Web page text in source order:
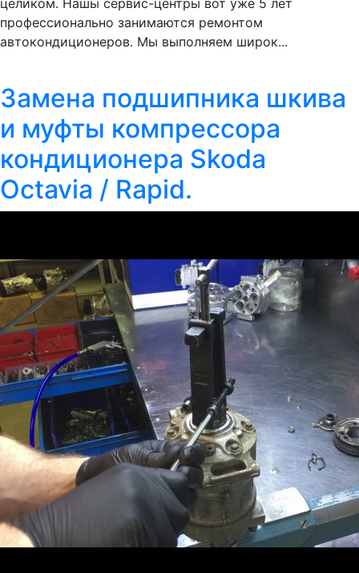
целиком. Нашы сервис-центры вот уже 5 лет
профессионально занимаются ремонтом
автокондиционеров. Мы выполняем широк...
Замена подшипника шкива
и муфты компрессора
кондиционера Skoda
Octavia / Rapid.